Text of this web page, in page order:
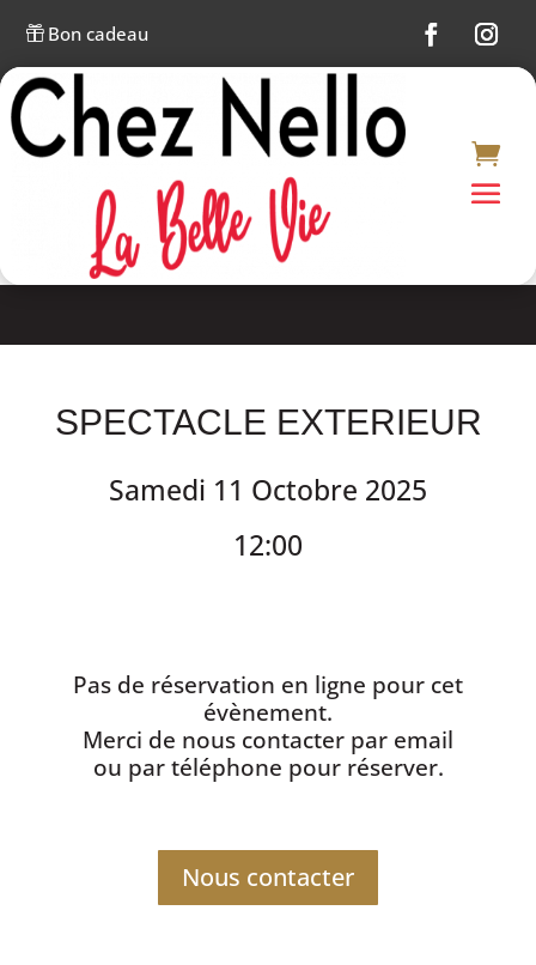
Bon cadeau
SPECTACLE EXTERIEUR
Samedi 11 Octobre 2025
12:00
Pas de réservation en ligne pour cet
évènement.
Merci de nous contacter par email
ou par téléphone pour réserver.
Nous contacter